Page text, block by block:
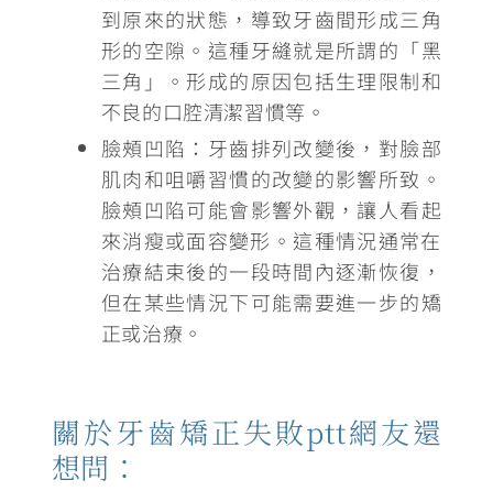
到原來的狀態，導致牙齒間形成三角
形的空隙。這種牙縫就是所謂的「黑
三角」。形成的原因包括生理限制和
不良的口腔清潔習慣等。
臉頰凹陷：牙齒排列改變後，對臉部
肌肉和咀嚼習慣的改變的影響所致。
臉頰凹陷可能會影響外觀，讓人看起
來消瘦或面容變形。這種情況通常在
治療結束後的一段時間內逐漸恢復 ，
但在某些情況下可能需要進一步的矯
正或治療。
關於牙齒矯正失敗ptt網友還
想問：